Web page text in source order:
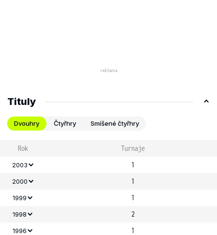
Tituly
Dvouhry Čtyřhry Smíšené čtyřhry
Rok Turnaje
2003 1
2000 1
1999 1
1998 2
1996
1